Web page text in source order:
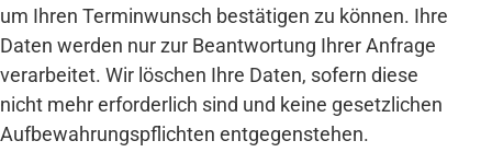
um Ihren Termin­wunsch bestätigen zu können. Ihre
Daten werden nur zur Beantwortung Ihrer Anfrage
verarbeitet. Wir löschen Ihre Daten, sofern diese
nicht mehr erforderlich sind und keine gesetzlichen
Auf­be­wahrungs­pflichten entgegenstehen.